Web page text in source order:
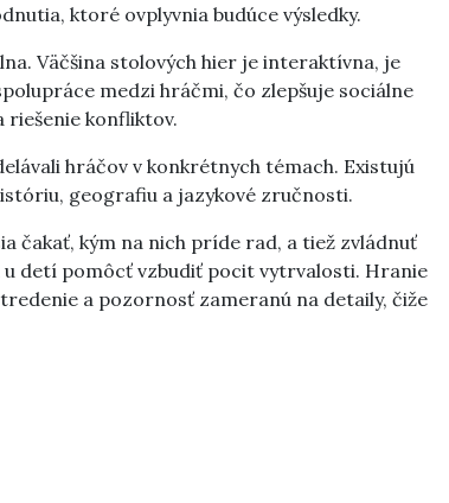
ktoré ovplyvnia budúce výsledky.
Väčšina stolových hier je interaktívna, je
medzi hráčmi, čo zlepšuje sociálne
riešenie konfliktov.
hráčov v konkrétnych témach. Existujú
geografiu a jazykové zručnosti.
čakať, kým na nich príde rad, a tiež zvládnuť
detí pomôcť vzbudiť pocit vytrvalosti. Hranie
a pozornosť zameranú na detaily, čiže